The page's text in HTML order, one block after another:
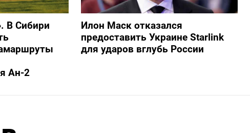
В Сибири
Ан-2
Илон Маск отказался
предоставить Украине Starlink
для ударов вглубь России